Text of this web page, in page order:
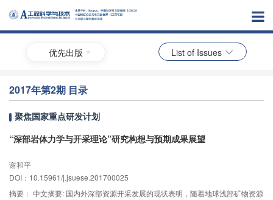
优先出版 List of Issues
2017年第2期 目录
聚焦国家重点研发计划
“深部岩体力学与开采理论”研究构想与预期成果展望
谢和平
DOI：10.15961/j.jsuese.201700025
摘要： 中文摘要: 国内外深部资源开采发展的现状表明，随着地球浅部矿物资源